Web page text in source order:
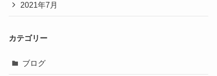
2021年7月
カテゴリー
ブログ